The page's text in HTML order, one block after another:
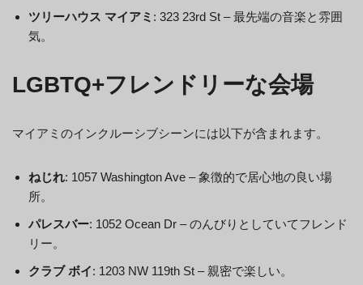
ツリーハウス マイアミ : 323 23rd St – 最先端の音楽と雰囲
気。
LGBTQ+フレンドリーな会場
マイアミのインクルーシブシーンには以下が含まれます。
ねじれ: 1057 Washington Ave – 象徴的で居心地の良い場
所。
パレスバー: 1052 Ocean Dr – のんびりとしていてフレンド
リー。
クラブ ボイ: 1203 NW 119th St – 親密で楽しい。